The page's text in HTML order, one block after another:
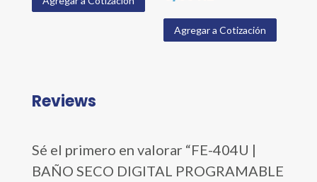
Agregar a Cotización
Reviews
Sé el primero en valorar “FE-404U |
BAÑO SECO DIGITAL PROGRAMABLE